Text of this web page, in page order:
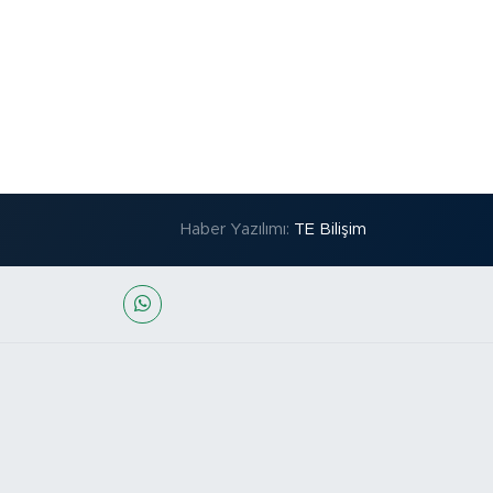
Haber Yazılımı: TE Bilişim